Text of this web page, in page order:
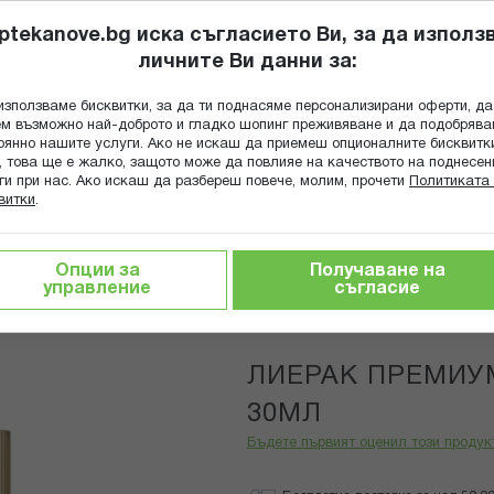
Търсене
ПОПИТАЙ
ГРИЖА ЗА МАЙКАТА И ДЕТЕТО ХРАНИТЕЛНИ ДОБАВКИ
за лице
Lierac
ЛИЕРАК
30МЛ
Бъдете първият оценил този
иска съгласието Ви, за да
личните Ви данни за:
бисквитки, за да ти поднасяме персонализирани оферти, да
възможно най-доброто и гладко шопинг преживяване и да
нашите услуги. Ако не искаш да приемеш опционалните
това ще е жалко, защото може да повлияе на качеството на
при нас. Ако искаш да разбереш повече, молим, прочети
Политиката
.
Опции за
управление
Получаване на
съгласие